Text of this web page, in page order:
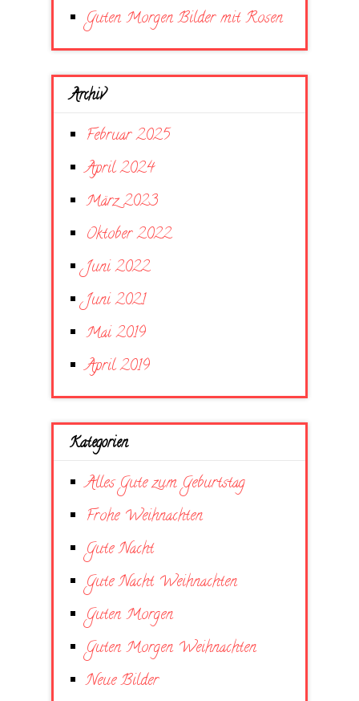
Guten Morgen Bilder mit Rosen
Archiv
Februar 2025
April 2024
März 2023
Oktober 2022
Juni 2022
Juni 2021
Mai 2019
April 2019
Kategorien
Alles Gute zum Geburtstag
Frohe Weihnachten
Gute Nacht
Gute Nacht Weihnachten
Guten Morgen
Guten Morgen Weihnachten
Neue Bilder